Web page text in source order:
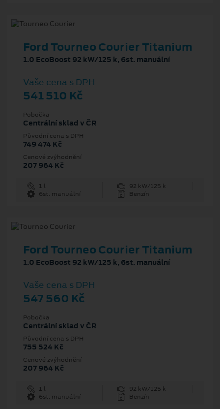
Ford Tourneo Courier Titanium
1.0 EcoBoost 92 kW/125 k, 6st. manuální
Vaše cena s DPH
541 510 Kč
Pobočka
Centrální sklad v ČR
Původní cena s DPH
749 474 Kč
Cenové zvýhodnění
207 964 Kč
1 l
92 kW/125 k
6st. manuální
Benzín
Ford Tourneo Courier Titanium
1.0 EcoBoost 92 kW/125 k, 6st. manuální
Vaše cena s DPH
547 560 Kč
Pobočka
Centrální sklad v ČR
Původní cena s DPH
755 524 Kč
Cenové zvýhodnění
207 964 Kč
1 l
92 kW/125 k
6st. manuální
Benzín